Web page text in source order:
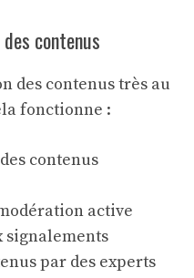
contenus
des contenus très au
fonctionne :
contenus
active
signalements
par des experts